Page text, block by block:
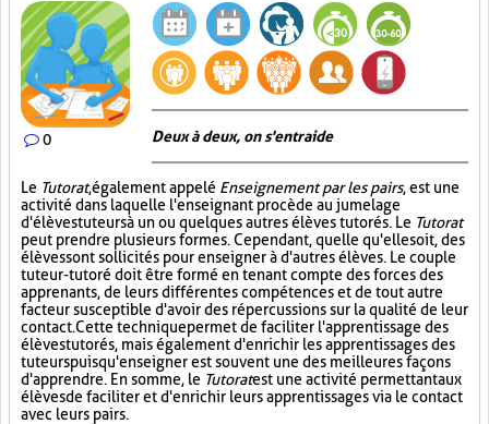
0 Deux à deux, on s'entraide
Le Tutorat, également appelé Enseignement par les pairs, est une
activité dans laquelle l'enseignant procède au jumelage
d'élèves tuteurs à un ou quelques autres élèves tutorés. Le Tutorat
peut prendre plusieurs formes. Cependant, quelle qu'elle soit, des
élèves sont sollicités pour enseigner à d'autres élèves. Le couple
tuteur-tutoré doit être formé en tenant compte des forces des
apprenants, de leurs différentes compétences et de tout autre
facteur susceptible d'avoir des répercussions sur la qualité de leur
contact. Cette technique permet de faciliter l'apprentissage des
élèves tutorés, mais également d'enrichir les apprentissages des
tuteurs puisqu'enseigner est souvent une des meilleures façons
d'apprendre. En somme, le Tutoratest une activité permettant aux
élèves de faciliter et d'enrichir leurs apprentissages via le contact
avec leurs pairs.